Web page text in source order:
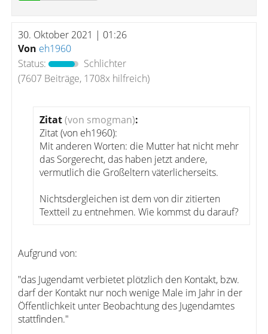
30. Oktober 2021 | 01:26
Von eh1960
Status:
Schlichter
(7607 Beiträge, 1708x hilfreich)
Zitat(von smogman):
Zitat (von eh1960):
Mit anderen Worten: die Mutter hat nicht mehr
das Sorgerecht, das haben jetzt andere,
vermutlich die Großeltern väterlicherseits.
Nichtsdergleichen ist dem von dir zitierten
Textteil zu entnehmen. Wie kommst du darauf?
Aufgrund von:
"das Jugendamt verbietet plötzlich den Kontakt, bzw.
darf der Kontakt nur noch wenige Male im Jahr in der
Öffentlichkeit unter Beobachtung des Jugendamtes
stattfinden."